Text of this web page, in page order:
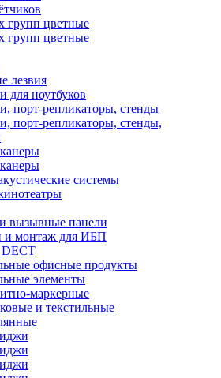
групп цветные
групп цветные
лезвия
для ноутбуков
порт-репликаторы, стенды
порт-репликаторы, стенды,
системы
вызывные панели
и монтаж для ИБП
DECT
офисные продукты
элементы
маркерные
и текстильные